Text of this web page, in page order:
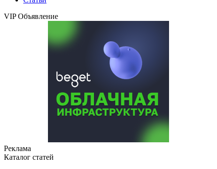
VIP Объявление
Реклама
Каталог статей